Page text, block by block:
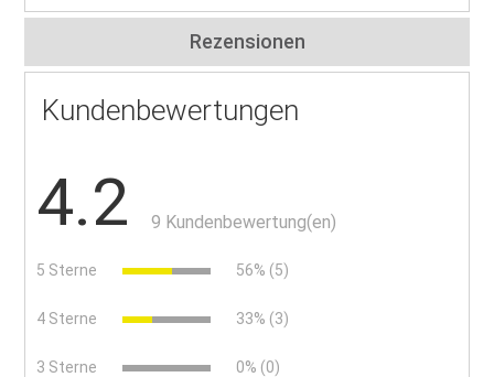
Rezensionen
Kundenbewertungen
4.2 9 Kundenbewertung(en)
5 Sterne 56% (5)
4 Sterne 33% (3)
3 Sterne 0% (0)